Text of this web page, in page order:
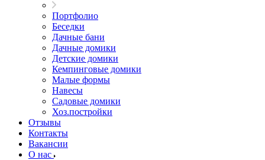
Портфолио
Беседки
Дачные бани
Дачные домики
Детские домики
Кемпинговые домики
Малые формы
Навесы
Садовые домики
Хоз.постройки
Отзывы
Контакты
Вакансии
О нас